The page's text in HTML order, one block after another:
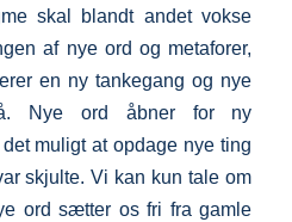
skal blandt andet vokse
af nye ord og metaforer,
en ny tankegang og nye
Nye ord åbner for ny
muligt at opdage nye ting
skjulte. Vi kan kun tale om
ord sætter os fri fra gamle